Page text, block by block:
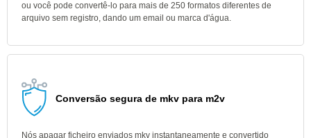
ou você pode convertê-lo para mais de 250 formatos diferentes de
arquivo sem registro, dando um email ou marca d'água.
Conversão segura de mkv para m2v
Nós apagar ficheiro enviados mkv instantaneamente e convertido